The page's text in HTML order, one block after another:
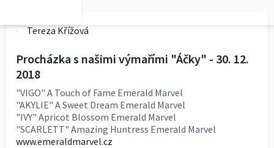
Tereza Křížová
Procházka s našimi výmařími "Áčky" - 30. 12.
2018
"VIGO" A Touch of Fame Emerald Marvel
"AKYLIE" A Sweet Dream Emerald Marvel
"IVY" Apricot Blossom Emerald Marvel
"SCARLETT" Amazing Huntress Emerald Marvel
www.emeraldmarvel.cz